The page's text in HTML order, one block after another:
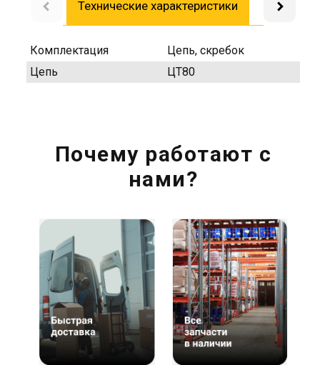
Технические характеристики
Комплектация
Цепь, скребок
Цепь
ЦТ80
Почему работают с
нами?